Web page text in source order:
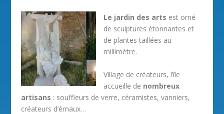
Le jardin des arts est orné
de sculptures étonnantes et
de plantes taillées au
millimètre.
Village de créateurs, l’île
accueille de nombreux
artisans : souffleurs de verre, céramistes, vanniers,
créateurs d’émaux…